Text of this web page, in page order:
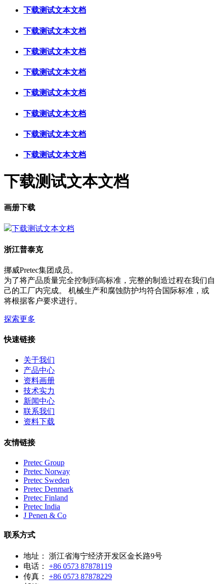
下载测试文本文档
下载测试文本文档
下载测试文本文档
下载测试文本文档
下载测试文本文档
下载测试文本文档
下载测试文本文档
下载测试文本文档
下载测试文本文档
画册下载
下载测试文本文档
浙江普泰克
挪威Pretec集团成员。
为了将产品质量完全控制到高标准，完整的制造过程在我们自
己的工厂内完成。 机械生产和腐蚀防护均符合国际标准，或
将根据客户要求进行。
探索更多
快速链接
关于我们
产品中心
资料画册
技术实力
新闻中心
联系我们
资料下载
友情链接
Pretec Group
Pretec Norway
Pretec Sweden
Pretec Denmark
Pretec Finland
Pretec India
J Penen & Co
联系方式
地址：
浙江省海宁经济开发区金长路9号
电话：
+86 0573 87878119
传真：
+86 0573 87878229